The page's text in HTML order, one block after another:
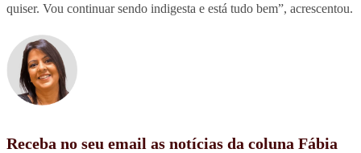
quiser. Vou continuar sendo indigesta e está tudo bem”, acrescentou.
Receba no seu email as notícias da coluna Fábia